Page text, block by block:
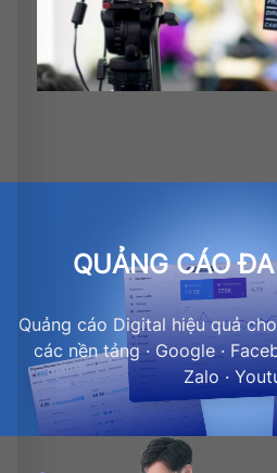
QUẢNG CÁO
Quảng cáo Digital hiệu quả
các nền tảng · Google ·
Zalo ·